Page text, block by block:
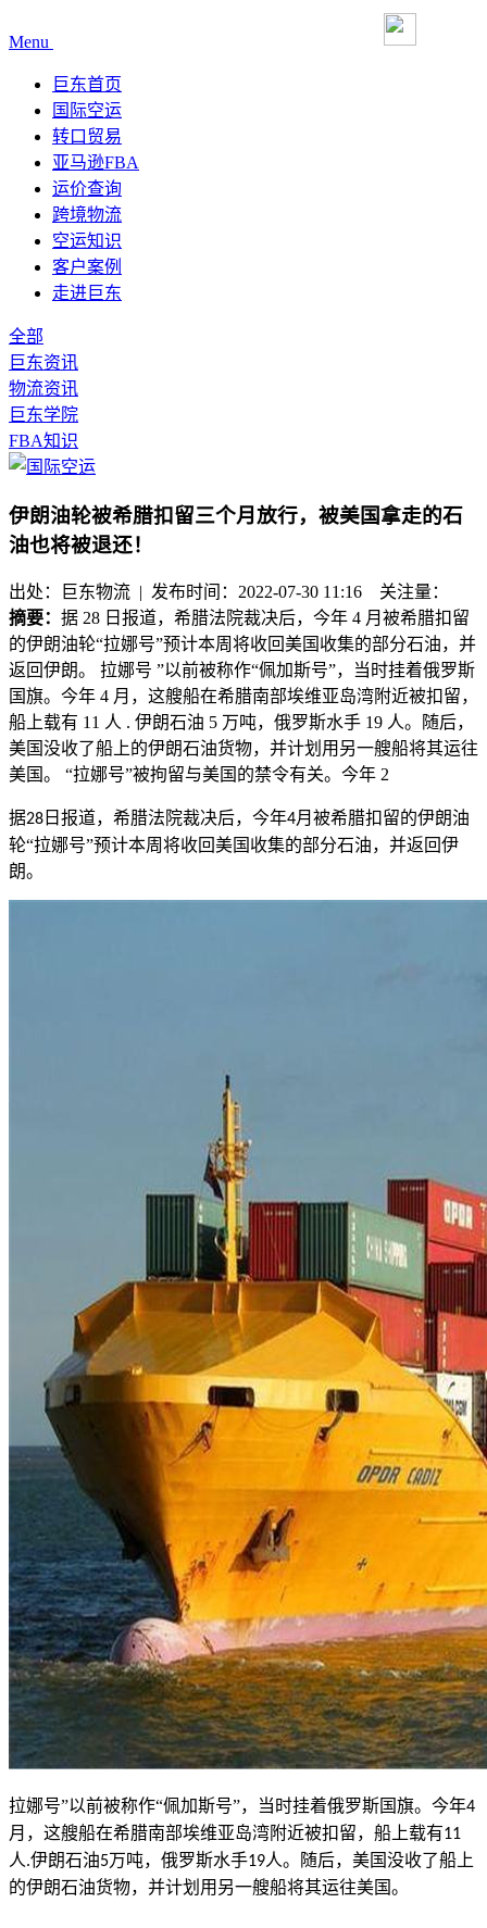
Menu
巨东首页
国际空运
转口贸易
亚马逊FBA
运价查询
跨境物流
空运知识
客户案例
走进巨东
全部
巨东资讯
物流资讯
巨东学院
FBA知识
伊朗油轮被希腊扣留三个月放行，被美国拿走的石
油也将被退还！
出处：巨东物流 | 发布时间：2022-07-30 11:16 关注量：
摘要： 据 28 日报道，希腊法院裁决后，今年 4 月被希腊扣留
的伊朗油轮“拉娜号”预计本周将收回美国收集的部分石油，并
返回伊朗。 拉娜号 ”以前被称作“佩加斯号”，当时挂着俄罗斯
国旗。今年 4 月，这艘船在希腊南部埃维亚岛湾附近被扣留，
船上载有 11 人 . 伊朗石油 5 万吨，俄罗斯水手 19 人。随后，
美国没收了船上的伊朗石油货物，并计划用另一艘船将其运往
美国。 “拉娜号”被拘留与美国的禁令有关。今年 2
据28 日报道，希腊法院裁决后，今年4月被希腊扣留的伊朗油
轮“拉娜号”预计本周将收回美国收集的部分石油，并返回伊
朗。
拉娜号”以前被称作“佩加斯号”，当时挂着俄罗斯国旗。今年4
月，这艘船在希腊南部埃维亚岛湾附近被扣留，船上载有11
人.伊朗石油5万吨，俄罗斯水手19人。随后，美国没收了船上
的伊朗石油货物，并计划用另一艘船将其运往美国。